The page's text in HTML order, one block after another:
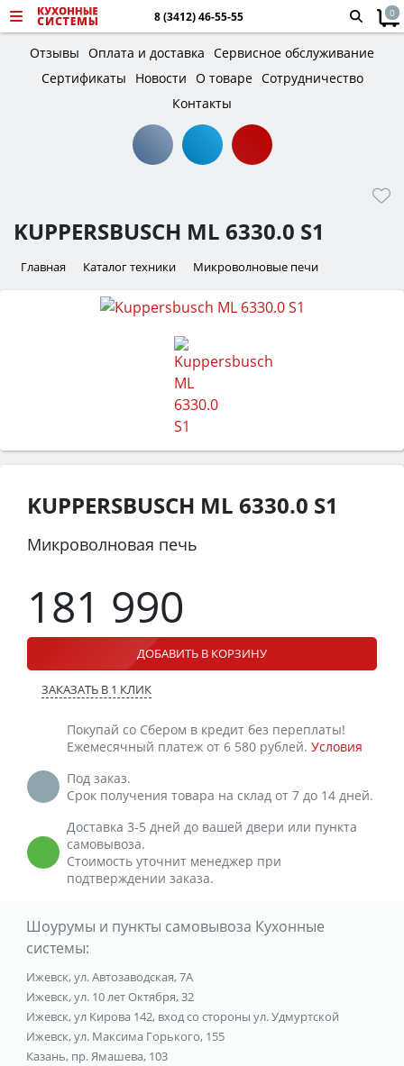
8 (3412) 46-55-55 0
Отзывы Оплата и доставка Сервисное обслуживание
Сертификаты
Новости О товаре Сотрудничество
Контакты
KUPPERSBUSCH ML 6330.0 S1
Главная Каталог техники Микроволновые печи
KUPPERSBUSCH ML 6330.0 S1
Микроволновая печь
181 990
ДОБАВИТЬ В КОРЗИНУ
ЗАКАЗАТЬ В 1 КЛИК
Покупай со Сбером в кредит без переплаты!
Ежемесячный платеж от 6 580 рублей. Условия
Под заказ.
Срок получения товара на склад от 7 до 14 дней.
Доставка 3-5 дней до вашей двери или пункта
самовывоза.
Стоимость уточнит менеджер при
подтверждении заказа.
Шоурумы и пункты самовывоза Кухонные
системы:
Ижевск, ул. Автозаводская, 7А
Ижевск, ул. 10 лет Октября, 32
Ижевск, ул Кирова 142, вход со стороны ул. Удмуртской
Ижевск, ул. Максима Горького, 155
Казань, пр. Ямашева, 103